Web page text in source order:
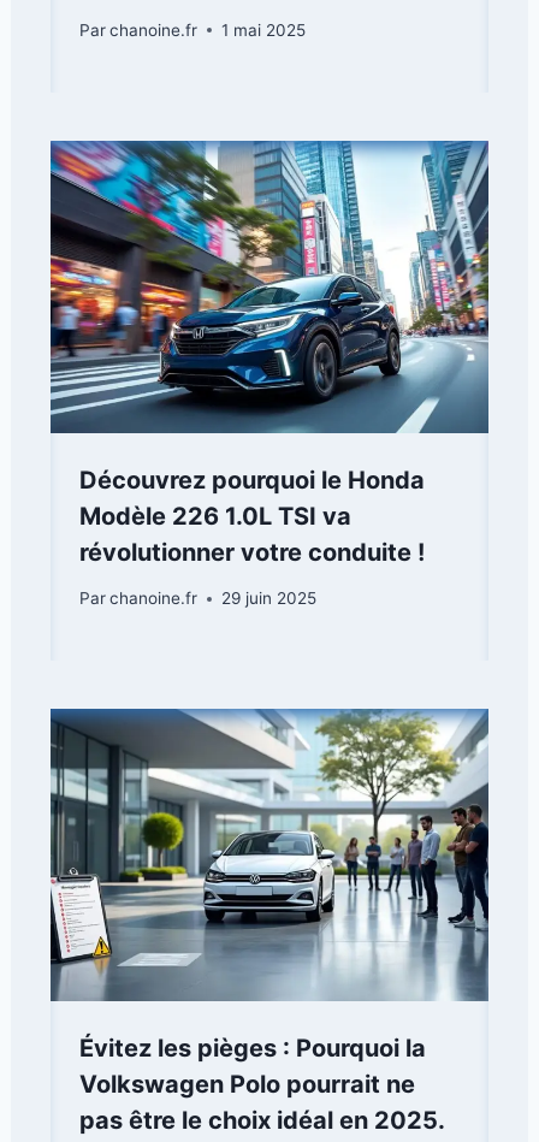
Parchanoine.fr 1 mai 2025
Découvrez pourquoi le Honda
Modèle 226 1.0L TSI va
révolutionner votre conduite !
Parchanoine.fr 29 juin 2025
Évitez les pièges : Pourquoi la
Volkswagen Polo pourrait ne
pas être le choix idéal en 2025.